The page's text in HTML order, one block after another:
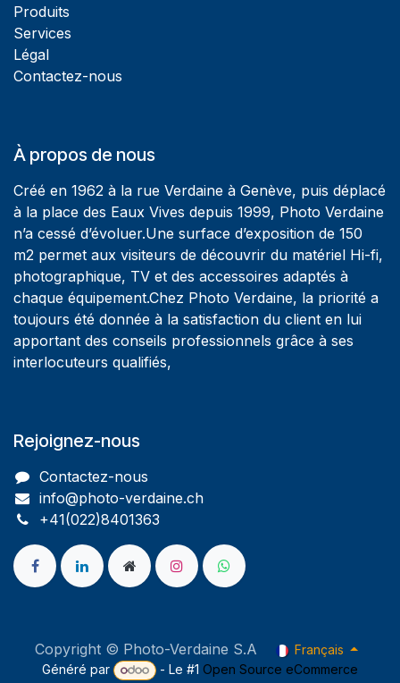
Produits
Services
Légal
Contactez-nous
À propos de nous
Créé en 1962 à la rue Verdaine à Genève, puis déplacé
à la place des Eaux Vives depuis 1999, Photo Verdaine
n’a cessé d’évoluer.Une surface d’exposition de 150
m2 permet aux visiteurs de découvrir du matériel Hi-fi,
photographique, TV et des accessoires adaptés à
chaque équipement.Chez Photo Verdaine, la priorité a
toujours été donnée à la satisfaction du client en lui
apportant des conseils professionnels grâce à ses
interlocuteurs qualifiés,
Rejoignez-nous
Contactez-nous
info@photo-verdaine.ch​
​​+41(022)8401363
Copyright © Photo-Verdaine S.A
Français
Généré par
- Le #1 Open Source eCommerce